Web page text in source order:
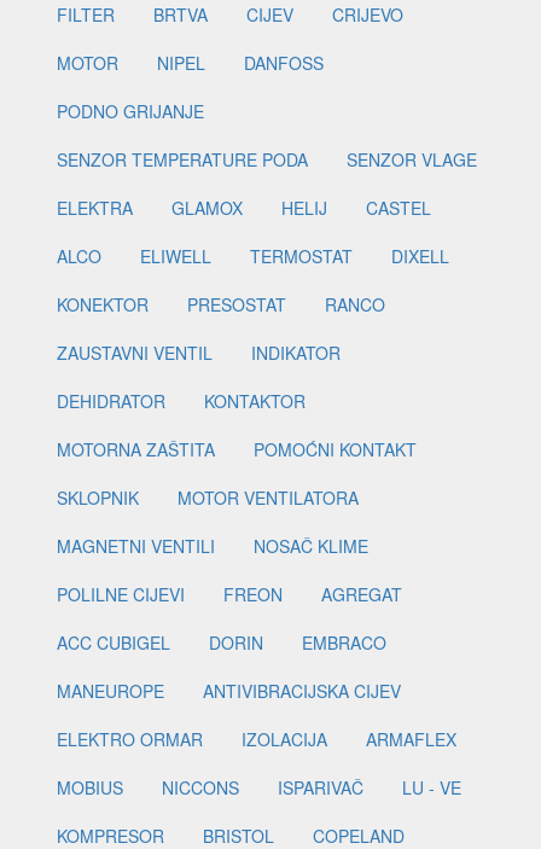
FILTER
BRTVA CIJEV
CRIJEVO
MOTOR
NIPEL
DANFOSS
PODNO GRIJANJE
SENZOR TEMPERATURE PODA
SENZOR VLAGE
ELEKTRA
GLAMOX HELIJ
CASTEL
ALCO
ELIWELL TERMOSTAT
DIXELL
KONEKTOR
PRESOSTAT
RANCO
ZAUSTAVNI VENTIL
INDIKATOR
DEHIDRATOR
KONTAKTOR
MOTORNA ZAŠTITA
POMOĆNI KONTAKT
SKLOPNIK
MOTOR VENTILATORA
MAGNETNI VENTILI
NOSAČ KLIME
POLILNE CIJEVI
FREON
AGREGAT
ACC CUBIGEL
DORIN
EMBRACO
MANEUROPE
ANTIVIBRACIJSKA CIJEV
ELEKTRO ORMAR
IZOLACIJA
ARMAFLEX
MOBIUS
NICCONS ISPARIVAČ
LU - VE
KOMPRESOR
BRISTOL
COPELAND